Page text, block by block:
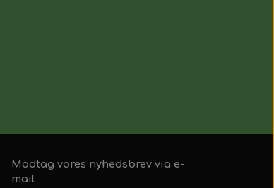
Modtag vores nyhedsbrev via e-
mail